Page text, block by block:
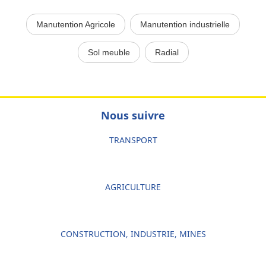
Manutention Agricole Manutention industrielle
Sol meuble Radial
Nous suivre
TRANSPORT
AGRICULTURE
CONSTRUCTION, INDUSTRIE, MINES